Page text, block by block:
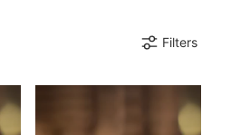
Filters